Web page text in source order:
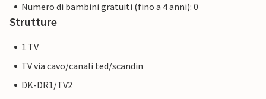
Numero di bambini gratuiti (fino a 4 anni): 0
Strutture
1 TV
TV via cavo/canali ted/scandin
DK-DR1/TV2